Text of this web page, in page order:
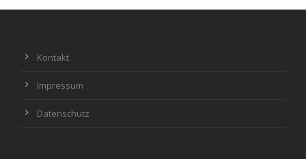
Kontakt
Impressum
Datenschutz